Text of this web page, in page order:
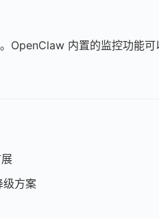
OpenClaw 内置的监控功能
方案